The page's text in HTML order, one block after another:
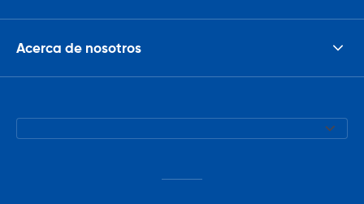
Acerca de nosotros